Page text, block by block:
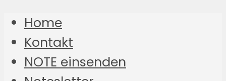
Home
Kontakt
NOTE einsenden